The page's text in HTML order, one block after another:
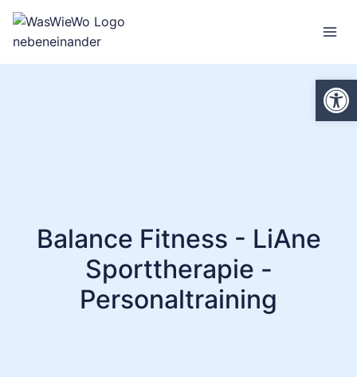
Zum
Inhalt
springen
Balance Fitness - LiAne
Sporttherapie -
Personaltraining